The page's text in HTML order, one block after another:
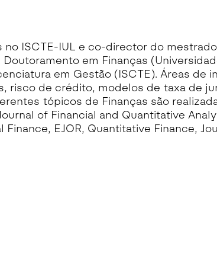
no ISCTE-IUL e co-director do
Doutoramento em Finanças
em Gestão (ISCTE). Áreas de
risco de crédito, modelos de taxa de
tópicos de Finanças são
of Financial and Quantitative
Finance, EJOR, Quantitative Finance,